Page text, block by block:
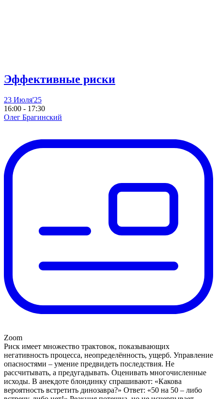
Эффективные риски
23 Июля'25
16:00 - 17:30
Олег Брагинский
Zoom
Риск имеет множество трактовок, показывающих
негативность процесса, неопределённость, ущерб. Управление
опасностями – умение предвидеть последствия. Не
рассчитывать, а предугадывать. Оценивать многочисленные
исходы. В анекдоте блондинку спрашивают: «Какова
вероятность встретить динозавра?» Ответ: «50 на 50 – либо